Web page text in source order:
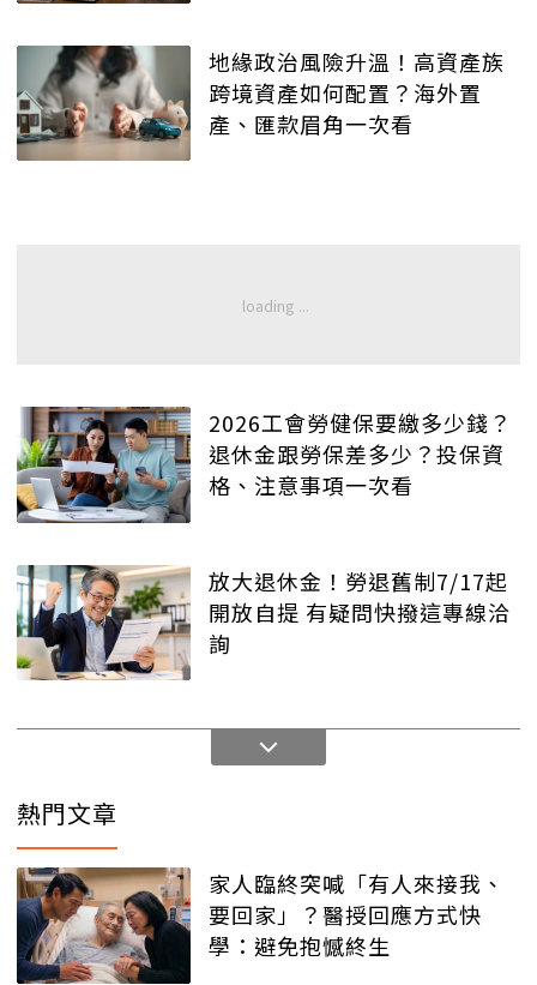
地緣政治風險升溫！高資產族
跨境資產如何配置？海外置
產、匯款眉角一次看
2026工會勞健保要繳多少錢？
退休金跟勞保差多少？投保資
格、注意事項一次看
放大退休金！勞退舊制7/17起
開放自提 有疑問快撥這專線洽
詢
熱門文章
家人臨終突喊「有人來接我、
要回家」？醫授回應方式快
學：避免抱憾終生